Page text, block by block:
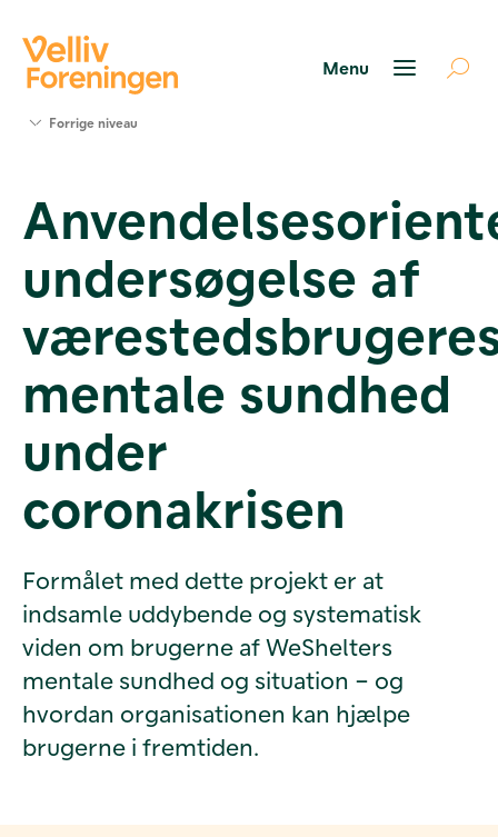
Værktøjer
og viden
Foreningen
os
Forrige niveau
undersøgelse af
mentale sundhed
under
coronakrisen
Formålet med dette projekt er at
indsamle uddybende og systematisk
viden om brugerne af WeShelters
mentale sundhed og situation – og
hvordan organisationen kan hjælpe
brugerne i fremtiden.